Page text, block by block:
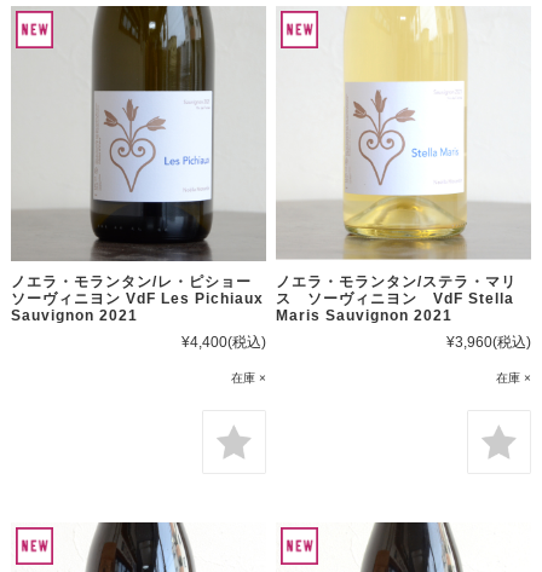
ノエラ・モランタン/レ・ピショー
ソーヴィニヨン VdF Les Pichiaux
Sauvignon 2021
¥4,400(税込)
在庫 ×
ノエラ・モランタン/ステラ・マリ
ス ソーヴィニヨン VdF Stella
Maris Sauvignon 2021
¥3,960(税込)
在庫 ×